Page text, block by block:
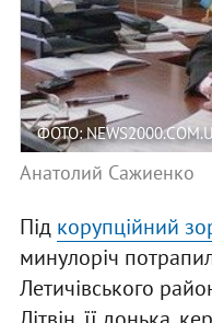
ФОТО:
Анатолий Сажиенко
Під корупційний
минулоріч
Летичівського